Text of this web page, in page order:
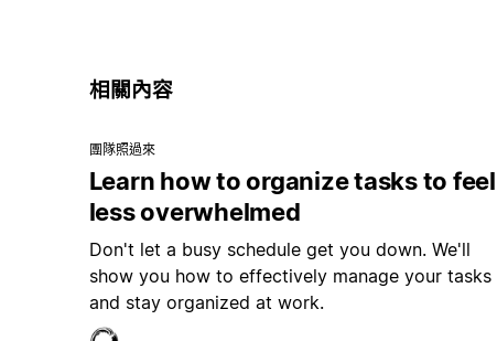
相關內容
團隊照過來
Learn how to organize tasks to feel
less overwhelmed
Don't let a busy schedule get you down. We'll
show you how to effectively manage your tasks
and stay organized at work.